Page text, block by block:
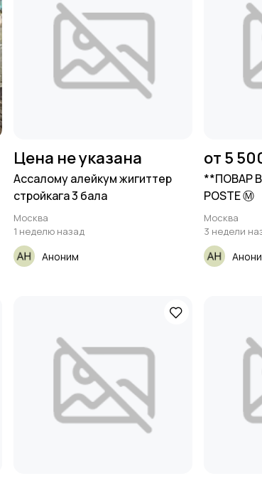
Цена не указана
Ассалому алейкум жигиттер
стройкага 3 бала
Москва
1 неделю назад
Аноним
от 5
**ПОВАР
POSTE Ⓜ️
Москва
3 недели